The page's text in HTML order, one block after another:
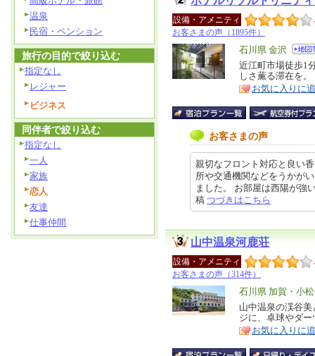
設備・アメニティ
お客さまの声（1895件）
エ
リ
ア
石川県 金沢
特
徴
近江町市場徒歩1
しさ薫る滞在を。
お気に入りに
お客さまの声
親切なフロント対応と良い
所や交通機関などをうかが
ました。 お部屋は西陽が
稿 つづきはこちら
山中温泉河鹿荘
設備・アメニティ
お客さまの声（314件）
エ
リ
ア
石川県 加賀・小
特
徴
山中温泉の渓谷
ジに、卓球やダ
お気に入りに
温泉
民宿・ペンション
旅行の目的で絞り込む
指定なし
レジャー
ビジネス
同伴者で絞り込む
指定なし
一人
家族
恋人
友達
仕事仲間